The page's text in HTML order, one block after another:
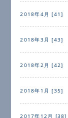
2018年4月 [41]
2018年3月 [43]
2018年2月 [42]
2018年1月 [35]
2017年12月 [38]